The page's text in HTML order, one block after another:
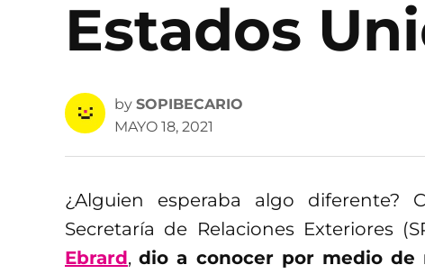
Estados
by SOPIBECARIO
MAYO 18, 2021
¿Alguien esperaba algo
Secretaría de Relaciones Exteriores
Ebrard,dio a conocer por medio de